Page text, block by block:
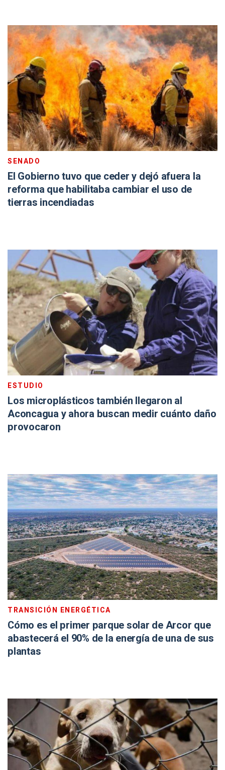
SENADO
El Gobierno tuvo que ceder y dejó afuera la
reforma que habilitaba cambiar el uso de
tierras incendiadas
ESTUDIO
Los microplásticos también llegaron al
Aconcagua y ahora buscan medir cuánto daño
provocaron
TRANSICIÓN ENERGÉTICA
Cómo es el primer parque solar de Arcor que
abastecerá el 90% de la energía de una de sus
plantas